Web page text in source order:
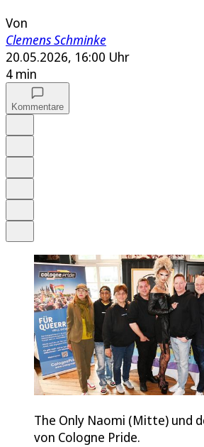
Von
Clemens Schminke
20.05.2026, 16:00 Uhr
4 min
Kommentare
The Only Naomi (Mitte) und
von Cologne Pride.